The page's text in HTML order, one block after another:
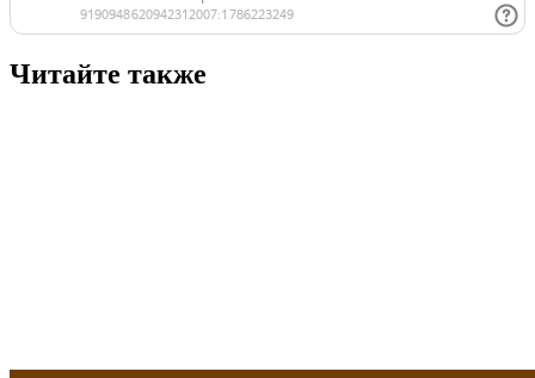
Читайте также